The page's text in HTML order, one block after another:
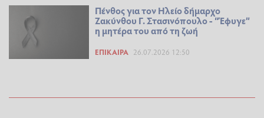
Πένθος για τον Ηλείο δήμαρχο
Ζακύνθου Γ. Στασινόπουλο - “Έφυγε”
η μητέρα του από τη ζωή
ΕΠΊΚΑΙΡΑ 26.07.2026 12:50